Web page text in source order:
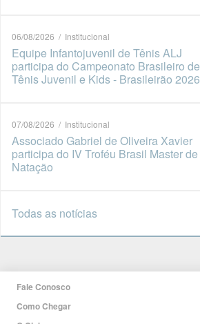
06/08/2026 / Institucional
Equipe Infantojuvenil de Tênis ALJ
participa do Campeonato Brasileiro de
Tênis Juvenil e Kids - Brasileirão 2026
07/08/2026 / Institucional
Associado Gabriel de Oliveira Xavier
participa do IV Troféu Brasil Master de
Natação
Todas as notícias
Fale Conosco
Como Chegar